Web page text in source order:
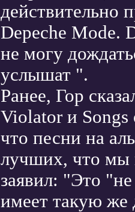
действительно
Depeche Mode.
не могу
услышат ".
Ранее, Гор
Violator и
что песни на
лучших, что мы
заявил: "Это
имеет такую